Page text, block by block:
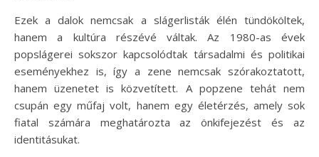
Ezek a dalok nemcsak a slágerlisták élén tündököltek,
hanem a kultúra részévé váltak. Az 1980-as évek
popslágerei sokszor kapcsolódtak társadalmi és politikai
eseményekhez is, így a zene nemcsak szórakoztatott,
hanem üzenetet is közvetített. A popzene tehát nem
csupán egy műfaj volt, hanem egy életérzés, amely sok
fiatal számára meghatározta az önkifejezést és az
identitásukat.